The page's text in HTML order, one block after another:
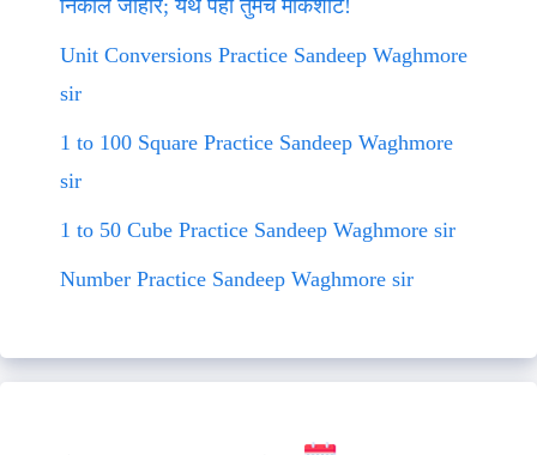
निकाल जाहीर; येथे पहा तुमचे मार्कशीट!
Unit Conversions Practice Sandeep Waghmore
sir
1 to 100 Square Practice Sandeep Waghmore
sir
1 to 50 Cube Practice Sandeep Waghmore sir
Number Practice Sandeep Waghmore sir